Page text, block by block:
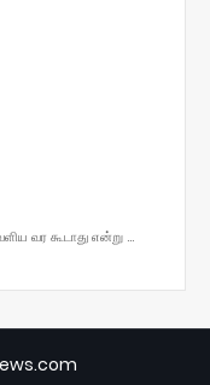
வர கூடாது என்று ...